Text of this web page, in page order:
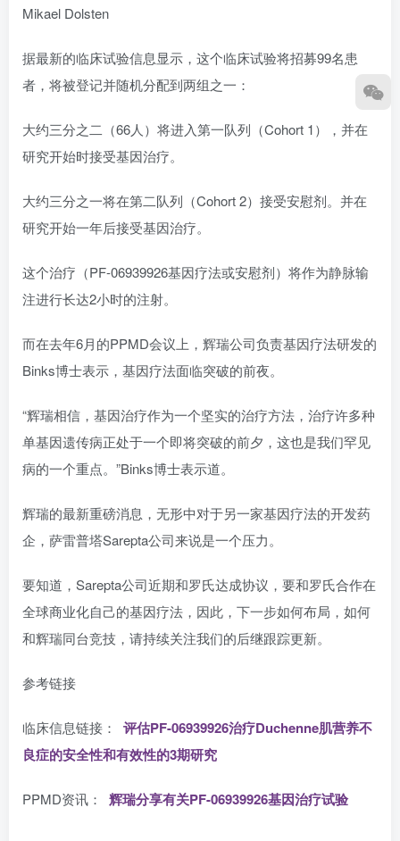
Mikael Dolsten
据最新的临床试验信息显示，这个临床试验将招募99名患
者，将被登记并随机分配到两组之一：
大约三分之二（66人）将进入第一队列（Cohort 1），并在
研究开始时接受基因治疗。
大约三分之一将在第二队列（Cohort 2）接受安慰剂。并在
研究开始一年后接受基因治疗。
这个治疗（PF-06939926基因疗法或安慰剂）将作为静脉输
注进行长达2小时的注射。
而在去年6月的PPMD会议上，辉瑞公司负责基因疗法研发的
Binks博士表示，基因疗法面临突破的前夜。
“辉瑞相信，基因治疗作为一个坚实的治疗方法，治疗许多种
单基因遗传病正处于一个即将突破的前夕，这也是我们罕见
病的一个重点。”Binks博士表示道。
辉瑞的最新重磅消息，无形中对于另一家基因疗法的开发药
企，萨雷普塔Sarepta公司来说是一个压力。
要知道，Sarepta公司近期和罗氏达成协议，要和罗氏合作在
全球商业化自己的基因疗法，因此，下一步如何布局，如何
和辉瑞同台竞技，请持续关注我们的后继跟踪更新。
参考链接
临床信息链接： 评估PF-06939926治疗Duchenne肌营养不
良症的安全性和有效性的3期研究
PPMD资讯： 辉瑞分享有关PF-06939926基因治疗试验